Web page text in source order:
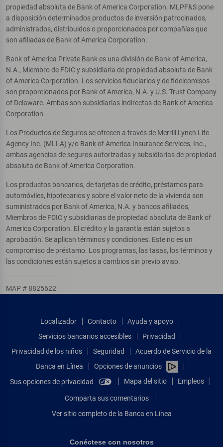
propiedad absoluta de Bank of America Corporation. MLPF&S pone
a disposición determinados productos de inversión patrocinados,
administrados, distribuidos o proporcionados por compañías que
son afiliadas de Bank of America Corporation.
Bank of America Private Bank es una división de Bank of America,
N.A., Miembro de FDIC y subsidiaria de propiedad absoluta de Bank
of America Corporation. Los servicios fiduciarios y de fideicomisos
son proporcionados por Bank of America, N.A. y U.S. Trust Company
of Delaware. Ambas son subsidiarias indirectas de Bank of America
Corporation.
Los Productos de Seguros se ofrecen a través de Merrill Lynch Life
Agency Inc. (MLLA) y/o Bank of America Insurance Services, Inc.,
ambas agencias de seguros autorizadas y subsidiarias de propiedad
absoluta de Bank of America Corporation.
Los productos bancarios, de tarjetas de crédito, préstamos para
automóviles, hipotecarios y sobre el valor neto de la vivienda son
suministrados por Bank of America, N.A. y bancos afiliados,
Miembros de FDIC y subsidiarias de propiedad absoluta de Bank of
America Corporation. El crédito y la garantía están sujetos a
aprobación. Se aplican términos y condiciones. Este no es un
compromiso de préstamo. Los programas, las tasas, los términos y
las condiciones están sujetos a cambios sin previo aviso.
MAP # 8825622
Localizador Contacto
Ayuda y apoyo
Servicios bancarios accesibles
Privacidad
Privacidad de los niños
Seguridad
Acuerdo de Servicio de la
Banca en Línea
Opciones de anuncios
Sus opciones de privacidad
Mapa del sitio Empleos
Comparta sus comentarios
Ver sitio completo de la Banca en Línea
Conéctese con nosotros